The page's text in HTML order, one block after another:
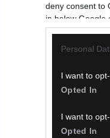
deny consent to
in below Google
Personal
I want to
Opted In
I want to
Opted In